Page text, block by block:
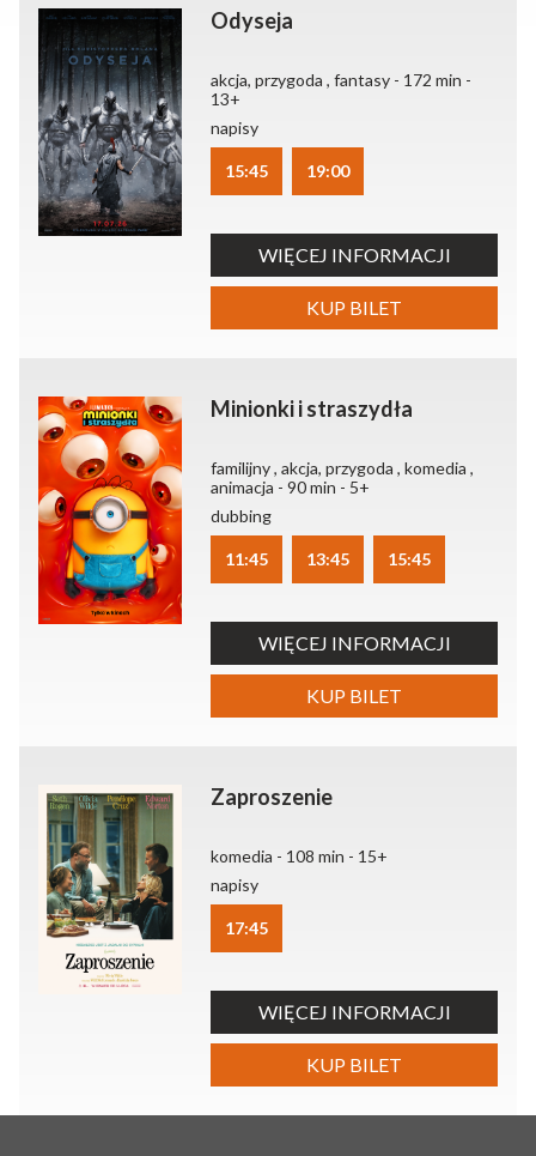
Odyseja
akcja, przygoda , fantasy - 172 min -
13+
napisy
15:45 19:00
WIĘCEJ INFORMACJI
KUP BILET
Minionki i straszydła
familijny , akcja, przygoda , komedia ,
animacja - 90 min - 5+
dubbing
11:45 13:45 15:45
WIĘCEJ INFORMACJI
KUP BILET
Zaproszenie
komedia - 108 min - 15+
napisy
17:45
WIĘCEJ INFORMACJI
KUP BILET